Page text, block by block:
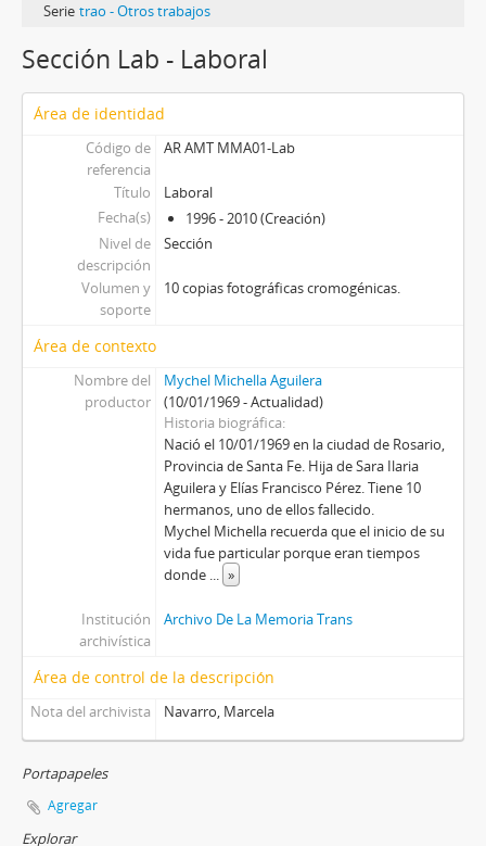
Serie trao - Otros trabajos
Sección Lab - Laboral
Área de identidad
Código de
referencia
AR AMT MMA01-Lab
Título
Laboral
Fecha(s)
1996 - 2010 (Creación)
Nivel de
descripción
Sección
Volumen y
soporte
10 copias fotográficas cromogénicas.
Área de contexto
Nombre del
productor
Mychel Michella Aguilera
(10/01/1969 - Actualidad)
Historia biográfica
Nació el 10/01/1969 en la ciudad de Rosario,
Provincia de Santa Fe. Hija de Sara Ilaria
Aguilera y Elías Francisco Pérez. Tiene 10
hermanos, uno de ellos fallecido.
Mychel Michella recuerda que el inicio de su
vida fue particular porque eran tiempos
donde ... »
Institución
archivística
Archivo De La Memoria Trans
Área de control de la descripción
Nota del archivista Navarro, Marcela
Portapapeles
Agregar
Explorar